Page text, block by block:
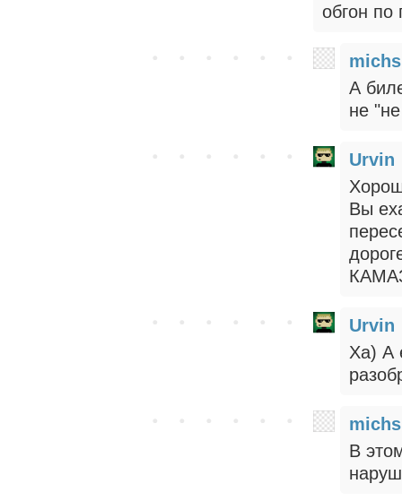
обгон по
А
не
Urvin
Вы
Urvin
Ха) А
В